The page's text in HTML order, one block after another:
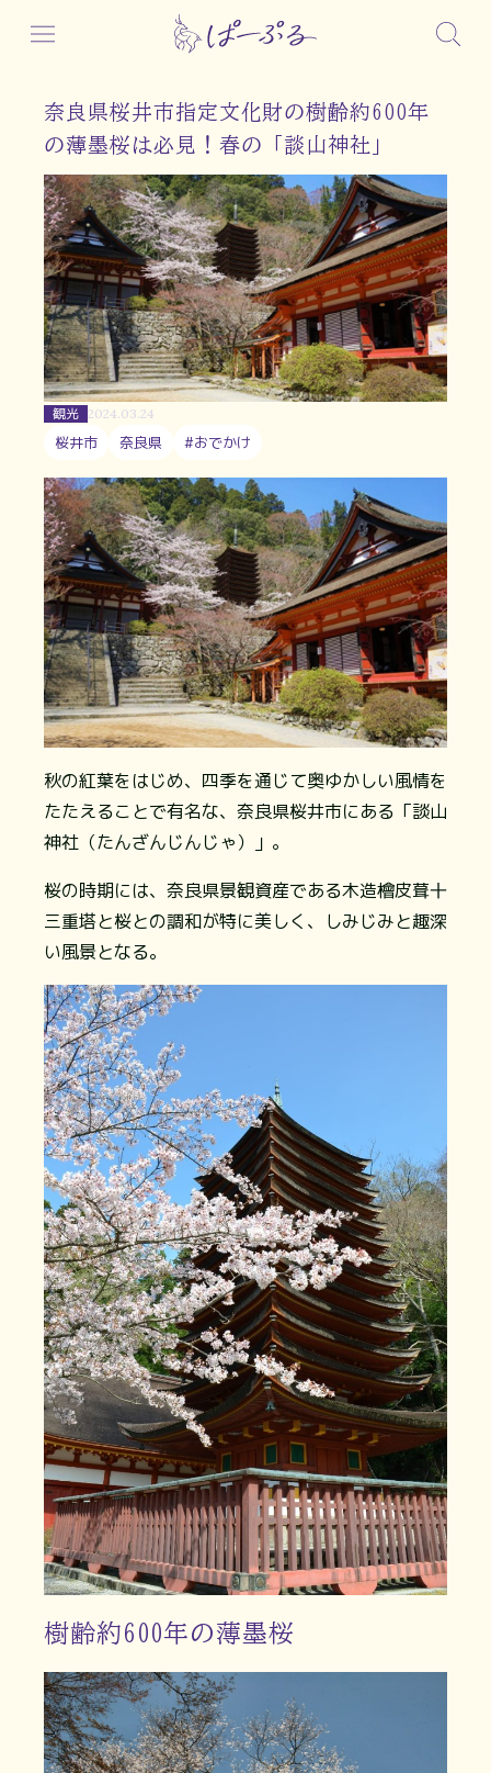
奈良県桜井市指定文化財の樹齢約600年
の薄墨桜は必見！春の「談山神社」
観光 2024.03.24
桜井市 奈良県 #おでかけ
秋の紅葉をはじめ、四季を通じて奥ゆかしい風情を
たたえることで有名な、奈良県桜井市にある「談山
神社（たんざんじんじゃ）」。
桜の時期には、奈良県景観資産である木造檜皮葺十
三重塔と桜との調和が特に美しく、しみじみと趣深
い風景となる。
樹齢約600年の薄墨桜